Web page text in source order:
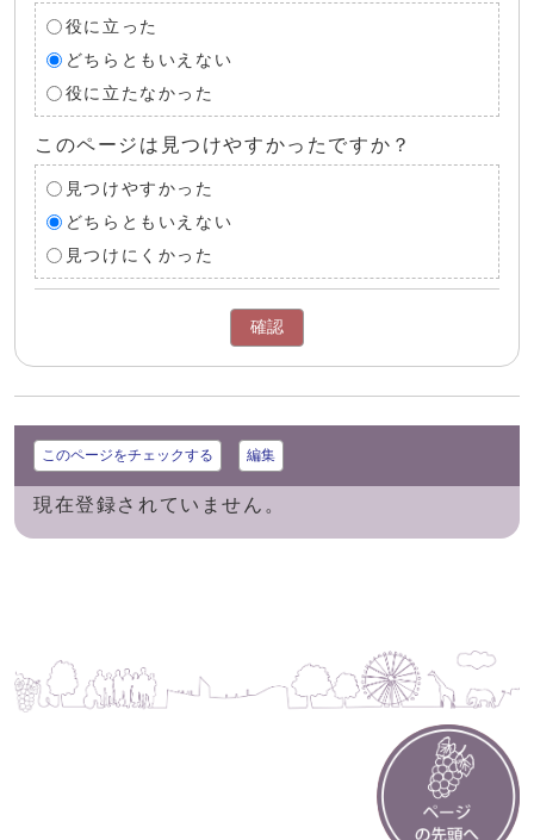
役に立った
どちらともいえない
役に立たなかった
このページは見つけやすかったですか？
見つけやすかった
どちらともいえない
見つけにくかった
確認
このページをチェックする 編集
現在登録されていません。